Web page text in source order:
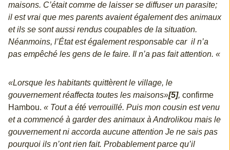
maisons. C’était comme de laisser se diffuser un parasite;
il est vrai que mes parents avaient également des animaux
et ils se sont aussi rendus coupables de la situation.
Néanmoins, l’État est également responsable car il n’a
pas empêché les gens de le faire. Il n’a pas fait attention. «
«Lorsque les habitants quittèrent le village, le
gouvernement réaffecta toutes les maisons»[5], confirme
Hambou. « Tout a été verrouillé. Puis mon cousin est venu
et a commencé à garder des animaux à Androlikou mais le
gouvernement ni accorda aucune attention Je ne sais pas
pourquoi ils n’ont rien fait. Probablement parce qu’il